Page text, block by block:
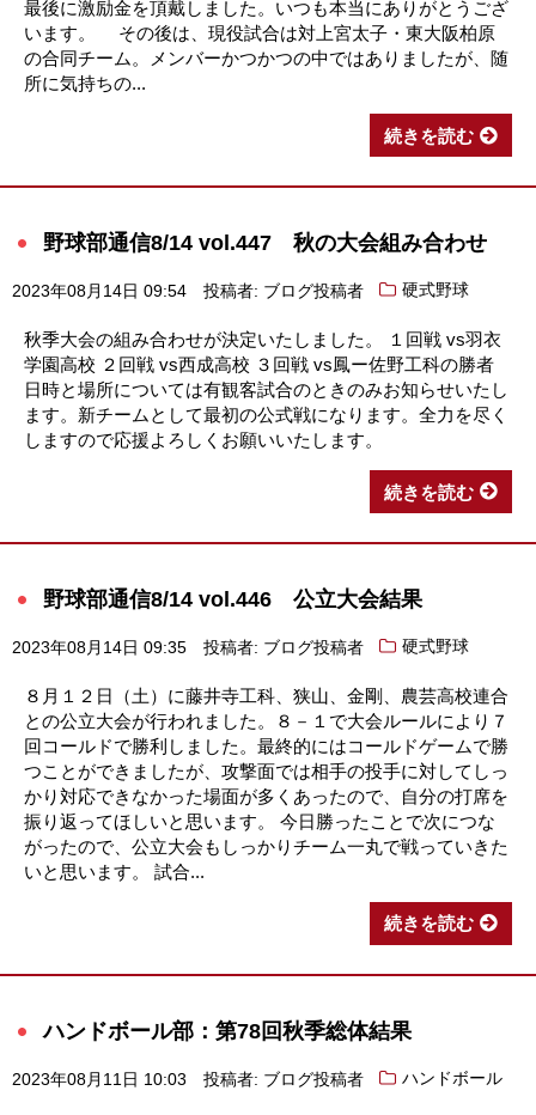
最後に激励金を頂戴しました。いつも本当にありがとうござ
います。 その後は、現役試合は対上宮太子・東大阪柏原
の合同チーム。メンバーかつかつの中ではありましたが、随
所に気持ちの...
続きを読む
野球部通信8/14 vol.447 秋の大会組み合わせ
2023年08月14日 09:54 投稿者: ブログ投稿者 硬式野球
秋季大会の組み合わせが決定いたしました。 １回戦 vs羽衣
学園高校 ２回戦 vs西成高校 ３回戦 vs鳳ー佐野工科の勝者
日時と場所については有観客試合のときのみお知らせいたし
ます。新チームとして最初の公式戦になります。全力を尽く
しますので応援よろしくお願いいたします。
続きを読む
野球部通信8/14 vol.446 公立大会結果
2023年08月14日 09:35 投稿者: ブログ投稿者 硬式野球
８月１２日（土）に藤井寺工科、狭山、金剛、農芸高校連合
との公立大会が行われました。８－１で大会ルールにより７
回コールドで勝利しました。最終的にはコールドゲームで勝
つことができましたが、攻撃面では相手の投手に対してしっ
かり対応できなかった場面が多くあったので、自分の打席を
振り返ってほしいと思います。 今日勝ったことで次につな
がったので、公立大会もしっかりチーム一丸で戦っていきた
いと思います。 試合...
続きを読む
ハンドボール部：第78回秋季総体結果
2023年08月11日 10:03 投稿者: ブログ投稿者 ハンドボール